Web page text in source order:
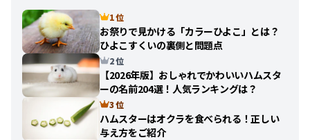
1 位
お祭りで見かける「カラーひよこ」とは？
ひよこすくいの裏側と問題点
2 位
【2026年版】おしゃれでかわいいハムスタ
ーの名前204選！人気ランキングは？
3 位
ハムスターはオクラを食べられる！正しい
与え方をご紹介